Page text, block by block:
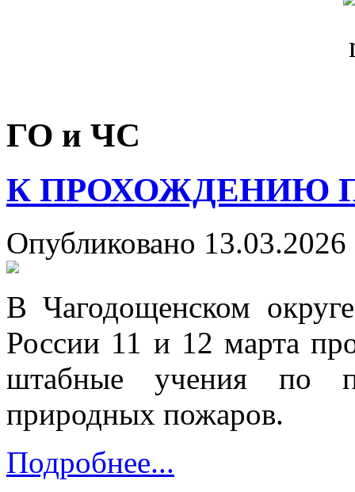
ГО и ЧС
К ПРОХОЖДЕНИЮ
Опубликовано
В Чагодощенском
России 11 и 12 марта
штабные учения по
природных пожаров.
Подробнее...